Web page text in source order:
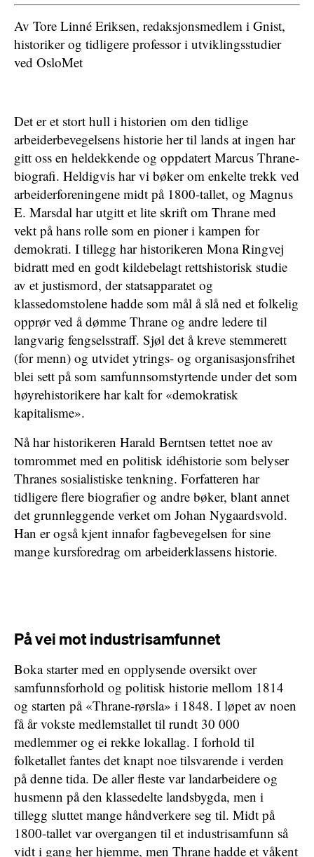
Av Tore Linné Eriksen, redaksjonsmedlem i Gnist,
historiker og tidligere professor i utviklingsstudier
ved OsloMet
Det er et stort hull i historien om den tidlige
arbeiderbevegelsens historie her til lands at ingen har
gitt oss en heldekkende og oppdatert Marcus Thrane-
biografi. Heldigvis har vi bøker om enkelte trekk ved
arbeiderforeningene midt på 1800-tallet, og Magnus
E. Marsdal har utgitt et lite skrift om Thrane med
vekt på hans rolle som en pioner i kampen for
demokrati. I tillegg har historikeren Mona Ringvej
bidratt med en godt kildebelagt rettshistorisk studie
av et justismord, der statsapparatet og
klassedomstolene hadde som mål å slå ned et folkelig
opprør ved å dømme Thrane og andre ledere til
langvarig fengselsstraff. Sjøl det å kreve stemmerett
(for menn) og utvidet ytrings- og organisasjonsfrihet
blei sett på som samfunnsomstyrtende under det som
høyrehistorikere har kalt for «demokratisk
kapitalisme».
Nå har historikeren Harald Berntsen tettet noe av
tomrommet med en politisk idéhistorie som belyser
Thranes sosialistiske tenkning. Forfatteren har
tidligere flere biografier og andre bøker, blant annet
det grunnleggende verket om Johan Nygaardsvold.
Han er også kjent innafor fagbevegelsen for sine
mange kursforedrag om arbeiderklassens historie.
På vei mot industrisamfunnet
Boka starter med en opplysende oversikt over
samfunnsforhold og politisk historie mellom 1814
og starten på «Thrane-rørsla» i 1848. I løpet av noen
få år vokste medlemstallet til rundt 30 000
medlemmer og ei rekke lokallag. I forhold til
folketallet fantes det knapt noe tilsvarende i verden
på denne tida. De aller fleste var landarbeidere og
husmenn på den klassedelte landsbygda, men i
tillegg sluttet mange håndverkere seg til. Midt på
1800-tallet var overgangen til et industrisamfunn så
vidt i gang her hjemme, men Thrane hadde et våkent